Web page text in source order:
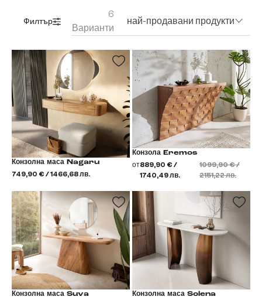
Филтър
6
Варианти
най-продавани продукти
Конзолна маса Nagaru
749,90 € / 1466,68 лв.
Конзола Eremos
от889,90 € /
1740,49 лв.
1099,90 € /
2151,22 лв.
Конзолна маса Suva Конзолна маса Solena